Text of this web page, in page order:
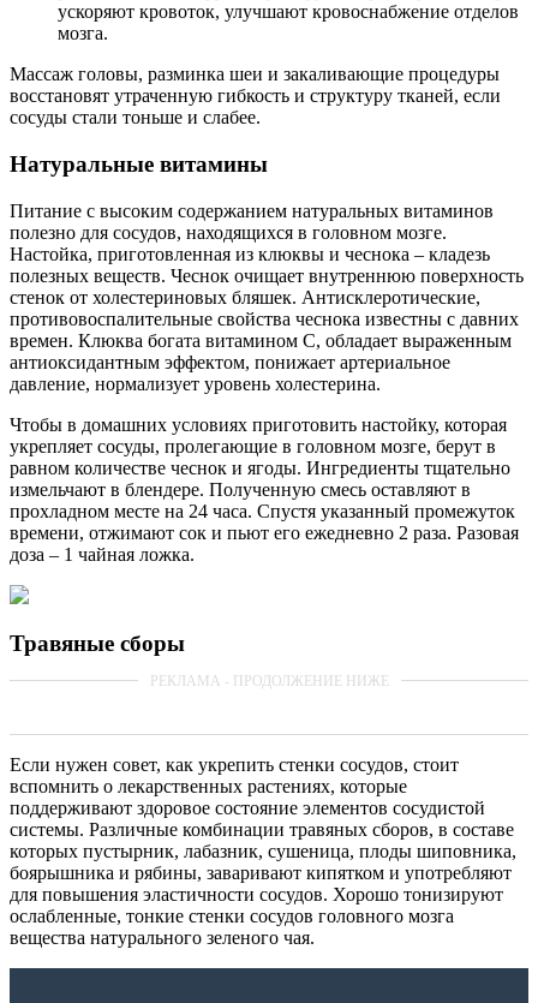
ускоряют кровоток, улучшают кровоснабжение отделов
мозга.
Массаж головы, разминка шеи и закаливающие процедуры
восстановят утраченную гибкость и структуру тканей, если
сосуды стали тоньше и слабее.
Натуральные витамины
Питание с высоким содержанием натуральных витаминов
полезно для сосудов, находящихся в головном мозге.
Настойка, приготовленная из клюквы и чеснока – кладезь
полезных веществ. Чеснок очищает внутреннюю поверхность
стенок от холестериновых бляшек. Антисклеротические,
противовоспалительные свойства чеснока известны с давних
времен. Клюква богата витамином C, обладает выраженным
антиоксидантным эффектом, понижает артериальное
давление, нормализует уровень холестерина.
Чтобы в домашних условиях приготовить настойку, которая
укрепляет сосуды, пролегающие в головном мозге, берут в
равном количестве чеснок и ягоды. Ингредиенты тщательно
измельчают в блендере. Полученную смесь оставляют в
прохладном месте на 24 часа. Спустя указанный промежуток
времени, отжимают сок и пьют его ежедневно 2 раза. Разовая
доза – 1 чайная ложка.
Травяные сборы
Если нужен совет, как укрепить стенки сосудов, стоит
вспомнить о лекарственных растениях, которые
поддерживают здоровое состояние элементов сосудистой
системы. Различные комбинации травяных сборов, в составе
которых пустырник, лабазник, сушеница, плоды шиповника,
боярышника и рябины, заваривают кипятком и употребляют
для повышения эластичности сосудов. Хорошо тонизируют
ослабленные, тонкие стенки сосудов головного мозга
вещества натурального зеленого чая.